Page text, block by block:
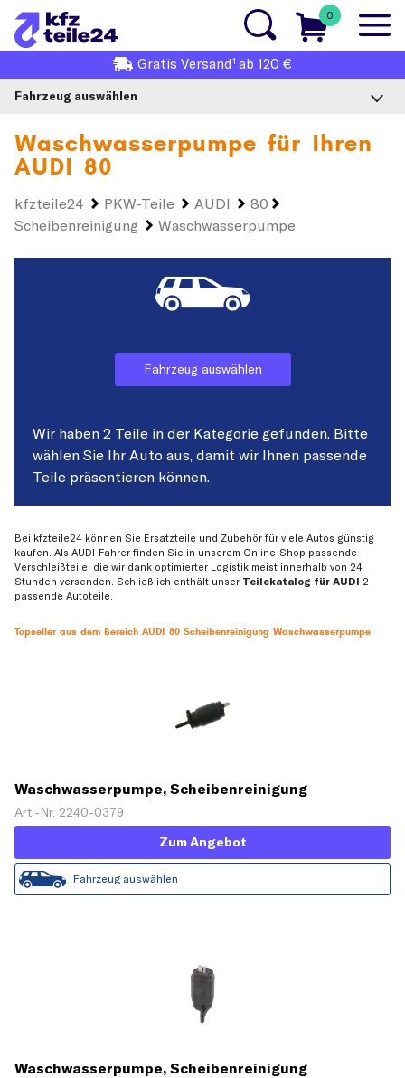
0
Gratis Versand1 ab 120 €
Fahrzeug auswählen
Waschwasserpumpe für Ihren
AUDI 80
kfzteile24 PKW-Teile AUDI
80
Scheibenreinigung
Waschwasserpumpe
Fahrzeug auswählen
Wir haben 2 Teile in der Kategorie gefunden. Bitte
wählen Sie Ihr Auto aus, damit wir Ihnen passende
Teile präsentieren können.
Bei kfzteile24 können Sie Ersatzteile und Zubehör für viele Autos günstig
kaufen. Als AUDI-Fahrer finden Sie in unserem Online-Shop passende
Verschleißteile, die wir dank optimierter Logistik meist innerhalb von 24
Stunden versenden. Schließlich enthält unser Teilekatalog für AUDI 2
passende Autoteile.
Topseller aus dem Bereich AUDI 80 Scheibenreinigung Waschwasserpumpe
Waschwasserpumpe, Scheibenreinigung
Art.-Nr. 2240-0379
Zum Angebot
Fahrzeug auswählen
Waschwasserpumpe, Scheibenreinigung